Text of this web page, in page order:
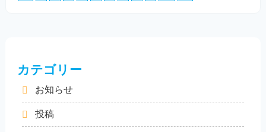
カテゴリー
お知らせ
投稿